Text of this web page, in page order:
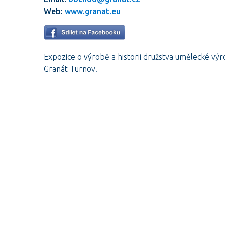
Web: www.granat.eu
Expozice o výrobě a historii družstva umělecké
Granát Turnov.